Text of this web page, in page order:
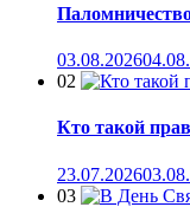
03.08.2026
02
Кто такой
23.07.2026
03